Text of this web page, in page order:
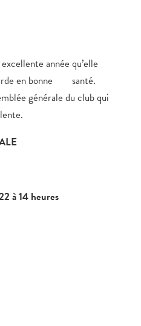
année qu’elle
en bonne santé.
générale du club qui
à 14 heures